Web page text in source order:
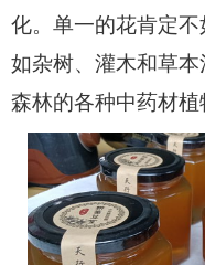
化。单一的花肯定
如杂树、灌木和草
森林的各种中药材植